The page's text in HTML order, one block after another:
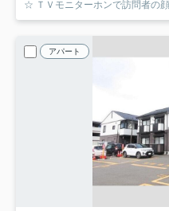
☆ ＴＶモニターホンで訪問者の
アパート